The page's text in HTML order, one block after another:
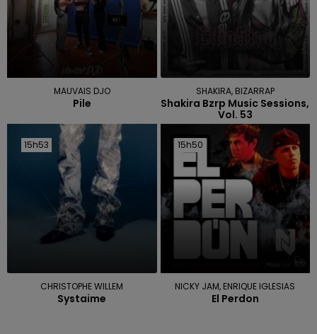
MAUVAIS DJO
Pile
SHAKIRA, BIZARRAP
Shakira Bzrp Music Sessions,
Vol. 53
15h53
15h53
CHRISTOPHE WILLEM
Systaime
15h50
15h50
NICKY JAM, ENRIQUE IGLESIAS
El Perdon